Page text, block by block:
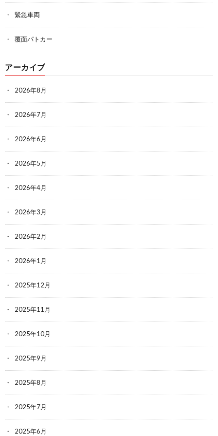
緊急車両
覆面パトカー
アーカイブ
2026年8月
2026年7月
2026年6月
2026年5月
2026年4月
2026年3月
2026年2月
2026年1月
2025年12月
2025年11月
2025年10月
2025年9月
2025年8月
2025年7月
2025年6月